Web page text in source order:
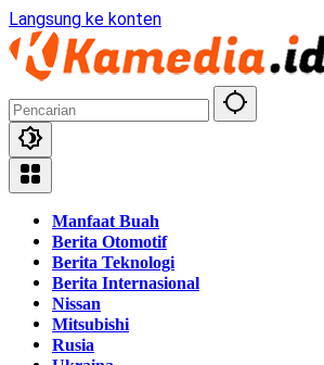
Langsung ke konten
Manfaat Buah
Berita Otomotif
Berita Teknologi
Berita Internasional
Nissan
Mitsubishi
Rusia